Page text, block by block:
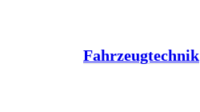
Fahrzeugtechnik